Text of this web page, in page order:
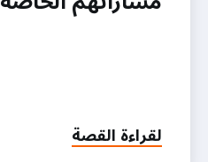
لقراءة القصة